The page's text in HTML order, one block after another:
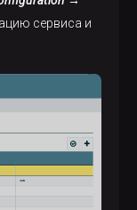
сервиса и